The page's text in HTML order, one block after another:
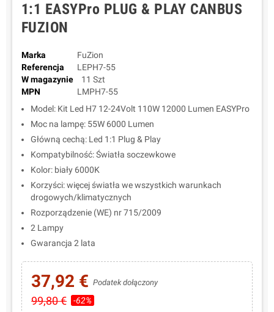
1:1 EASYPro PLUG & PLAY CANBUS
FUZION
Marka
FuZion
Referencja
LEPH7-55
W magazynie
11 Szt
MPN
LMPH7-55
Model: Kit Led H7 12-24Volt 110W 12000 Lumen EASYPro
Moc na lampę: 55W 6000 Lumen
Główną cechą: Led 1:1 Plug & Play
Kompatybilność: Światła soczewkowe
Kolor: biały 6000K
Korzyści: więcej światła we wszystkich warunkach
drogowych/klimatycznych
Rozporządzenie (WE) nr 715/2009
2 Lampy
Gwarancja 2 lata
37,92 €Podatek dołączony
99,80 € -62%